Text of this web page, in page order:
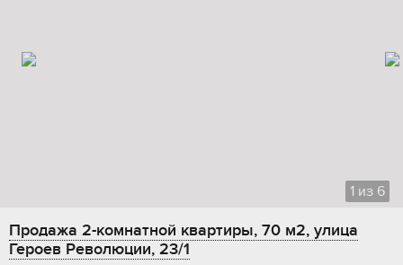
1 из 6
Продажа 2-комнатной квартиры, 70 м2, улица
Героев Революции, 23/1